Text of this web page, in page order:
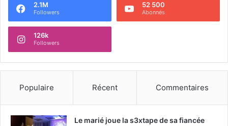
2.1M
Followers
52 500
Abonnés
126k
Followers
Populaire Récent Commentaires
Le marié joue la s3xtape de sa fiancée